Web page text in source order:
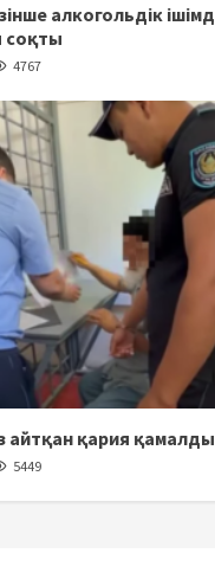
алкогольдік
соқты
4767
айтқан қария қамалды
5449